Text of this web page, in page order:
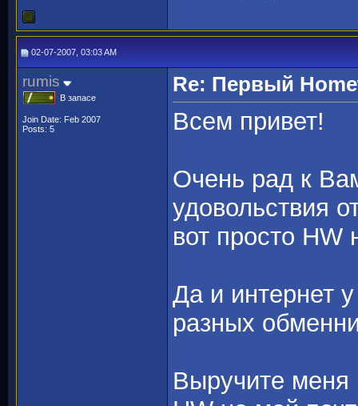
02-07-2007, 03:03 AM
rumis
В запасе
Join Date: Feb 2007
Posts: 5
Re: Первый
Всем привет!
Очень рад к
удовольствия
вот просто HW
Да и интернет
разных
Выручите меня